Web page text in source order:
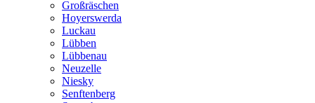
Großräschen
Hoyerswerda
Luckau
Lübben
Lübbenau
Neuzelle
Niesky
Senftenberg